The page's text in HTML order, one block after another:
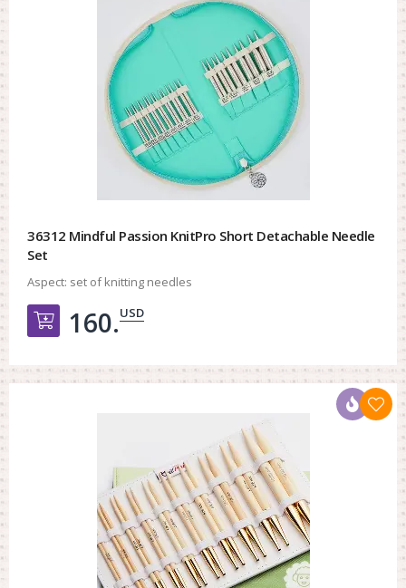
36312 Mindful Passion KnitPro Short Detachable Needle
Set
Aspect: set of knitting needles
Добавить в корзину
160.USD